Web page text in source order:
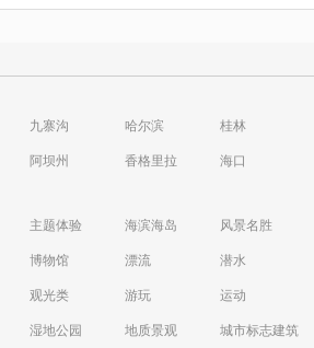
九寨沟 哈尔滨 桂林
阿坝州 香格里拉 海口
主题体验 海滨海岛 风景名胜
博物馆 漂流 潜水
观光类 游玩 运动
湿地公园 地质景观 城市标志建筑